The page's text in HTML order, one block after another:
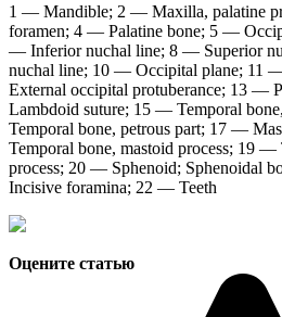
1 — Mandible; 2 — Maxilla, palatine
foramen; 4 — Palatine bone; 5 —
— Inferior nuchal line; 8 — Superior
nuchal line; 10 — Occipital plane; 11
External occipital protuberance; 13 —
Lambdoid suture; 15 — Temporal
Temporal bone, petrous part; 17 —
Temporal bone, mastoid process; 19 —
process; 20 — Sphenoid; Sphenoidal
Incisive foramina; 22 — Teeth
Оцените статью